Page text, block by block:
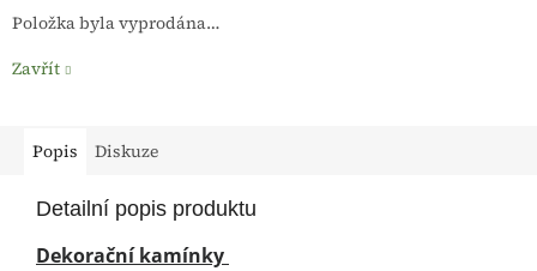
Měrná
cena:
Položka byla vyprodána…
Zavřít
Popis Diskuze
Detailní popis produktu
Dekorační kamínky